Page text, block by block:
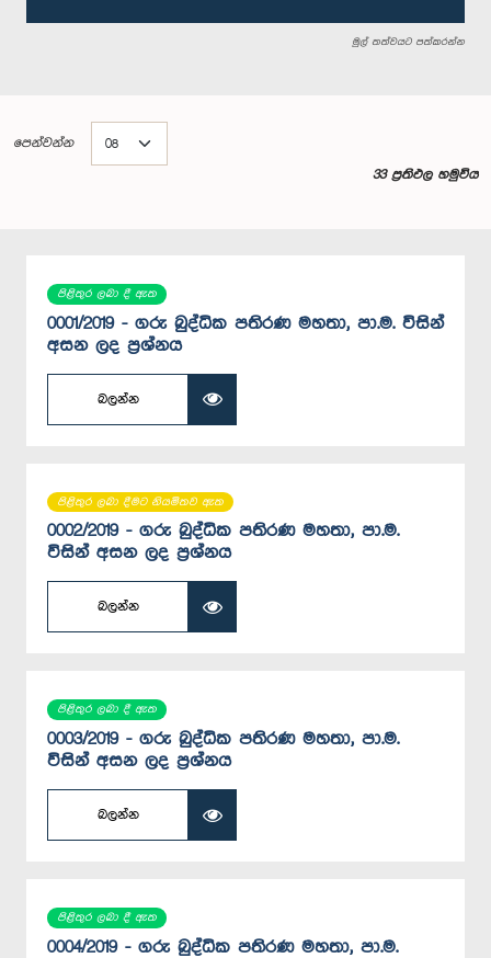
මුල් තත්වයට පත්කරන්න
පෙන්වන්න
33 ප්‍රතිඵල හමුවිය
පිළිතුර ලබා දී ඇත
0001/2019 - ගරු බුද්ධික පතිරණ මහතා, පා.ම. විසින්
අසන ලද ප්‍රශ්නය
බලන්න
පිළිතුර ලබා දීමට නියමිතව ඇත
0002/2019 - ගරු බුද්ධික පතිරණ මහතා, පා.ම.
විසින් අසන ලද ප්‍රශ්නය
බලන්න
පිළිතුර ලබා දී ඇත
0003/2019 - ගරු බුද්ධික පතිරණ මහතා, පා.ම.
විසින් අසන ලද ප්‍රශ්නය
බලන්න
පිළිතුර ලබා දී ඇත
0004/2019 - ගරු බුද්ධික පතිරණ මහතා, පා.ම.